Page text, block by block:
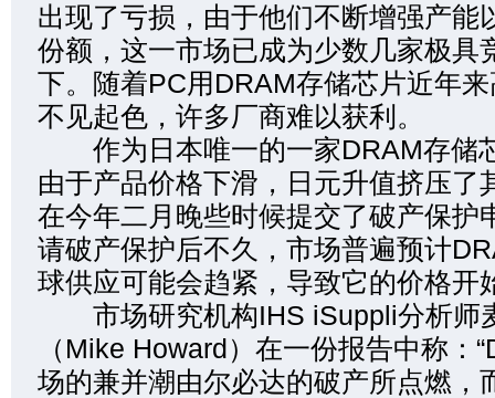
出现了亏损，由于他们不断增强产能
份额，这一市场已成为少数几家极具
下。随着PC用DRAM存储芯片近年
不见起色，许多厂商难以获利。
作为日本唯一的一家DRAM存储
由于产品价格下滑，日元升值挤压了
在今年二月晚些时候提交了破产保护
请破产保护后不久，市场普遍预计
球供应可能会趋紧，导致它的价格开
市场研究机构IHS iSuppli分析师
（Mike Howard）在一份报告中称：
场的兼并潮由尔必达的破产所点燃，